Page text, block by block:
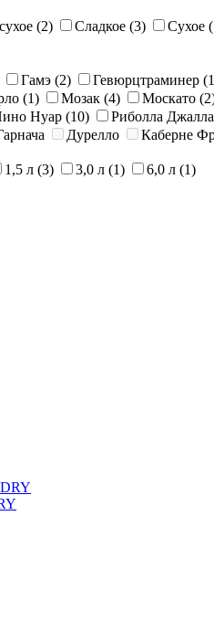
(2) Сладкое (3) Сухое
Гамэ (2) Гевюрцтраминер
(1) Мозак (4) Москато
Нуар (10) Риболла Джалла
Дурелло Каберне
1,5 л (3) 3,0 л (1) 6,0 л (1)